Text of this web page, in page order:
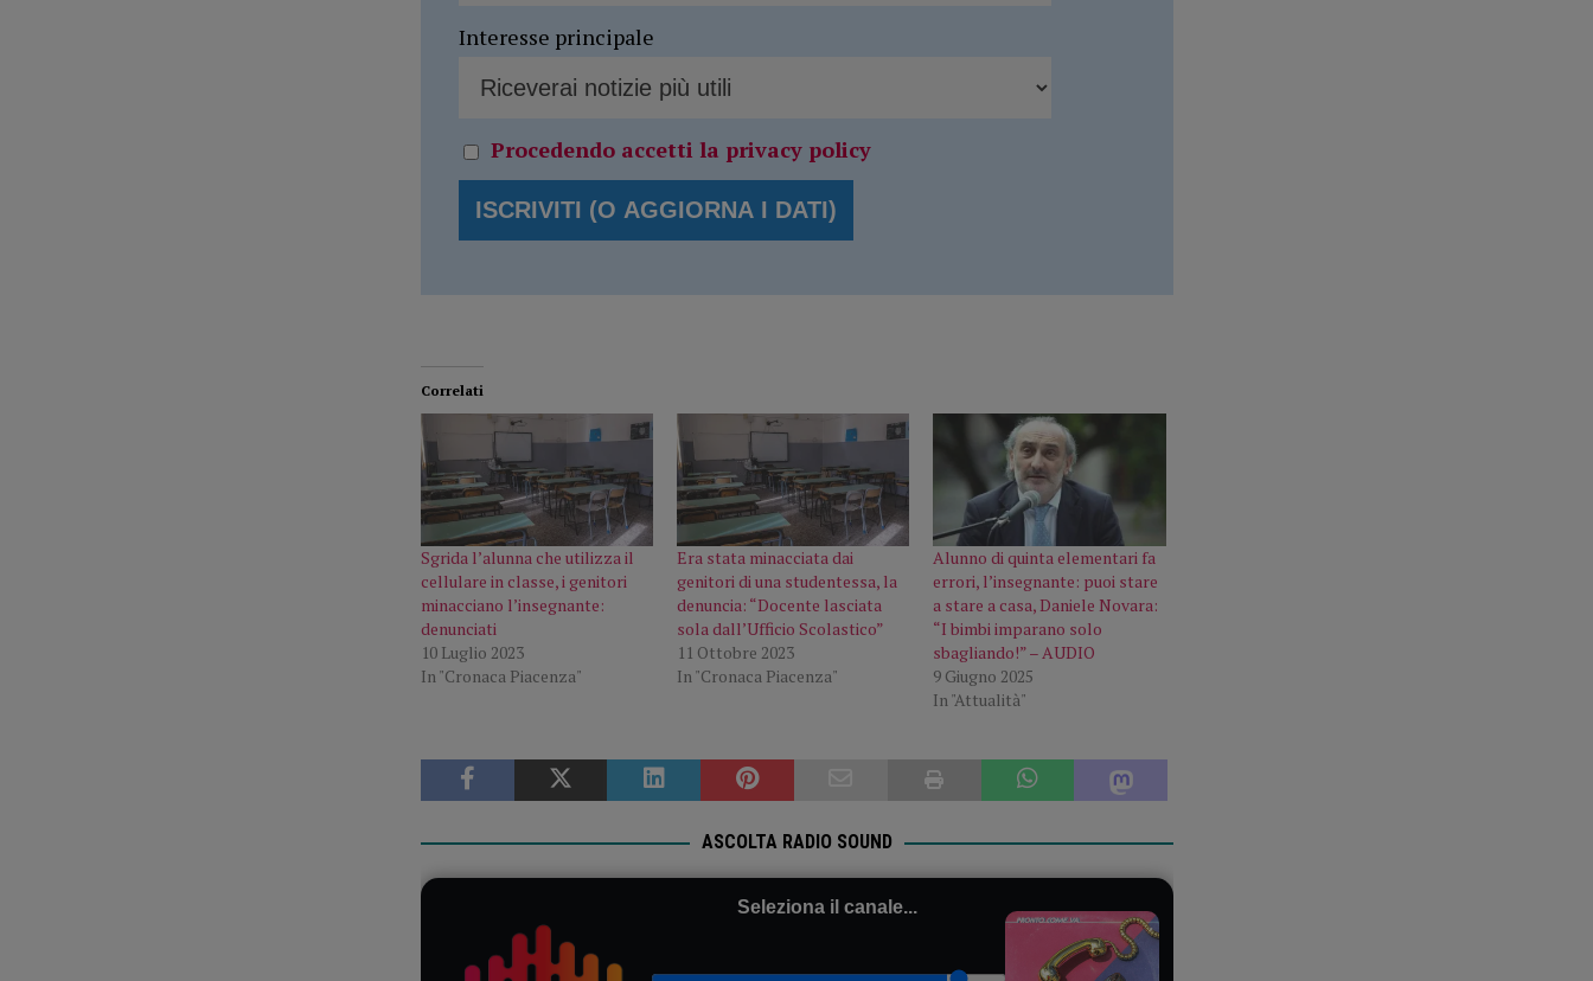
Interesse principale
Procedendo accetti la privacy policy
Correlati
Sgrida l’alunna che utilizza il
cellulare in classe, i genitori
minacciano l’insegnante:
denunciati
10 Luglio 2023
In "Cronaca Piacenza"
Era stata minacciata dai
genitori di una studentessa, la
denuncia: “Docente lasciata
sola dall’Ufficio Scolastico”
11 Ottobre 2023
In "Cronaca Piacenza"
Alunno di quinta elementari fa
errori, l’insegnante: puoi stare
a stare a casa, Daniele Novara:
“I bimbi imparano solo
sbagliando!” – AUDIO
9 Giugno 2025
In "Attualità"
ASCOLTA RADIO SOUND
Seleziona il canale...